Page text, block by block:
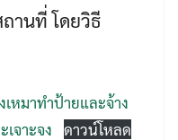
านที่ โดยวิธี
เหมาทำป้ายและจ้าง
จาะจง
ดาวน์โหลด